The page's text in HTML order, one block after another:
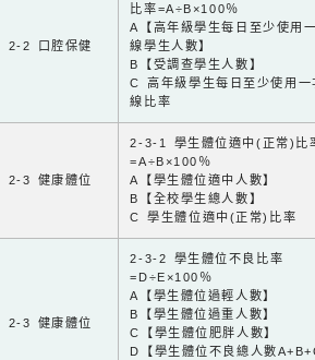
2-2 口腔保健
比率=A÷B×100％
A【高年級學生每日至少使用
線學生人數】
B【受調查學生人數】
C 高年級學生每日至少使用一
線比率
2-3 健康體位
2-3-1 學生體位適中(正常)比
=A÷B×100％
A【學生體位適中人數】
B【全校學生總人數】
C 學生體位適中(正常)比率
2-3 健康體位
2-3-2 學生體位不良比率
=D÷E×100％
A【學生體位過輕人數】
B【學生體位過重人數】
C【學生體位肥胖人數】
D【學生體位不良總人數